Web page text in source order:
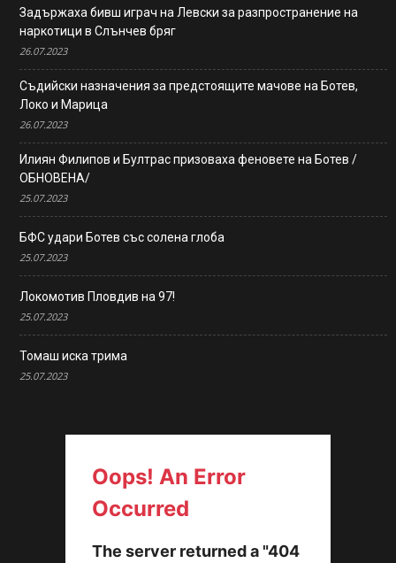
Задържаха бивш играч на Левски за разпространение на
наркотици в Слънчев бряг
26.07.2023
Съдийски назначения за предстоящите мачове на Ботев,
Локо и Марица
26.07.2023
Илиян Филипов и Бултрас призоваха феновете на Ботев /
ОБНОВЕНА/
25.07.2023
БФС удари Ботев със солена глоба
25.07.2023
Локомотив Пловдив на 97!
25.07.2023
Томаш иска трима
25.07.2023